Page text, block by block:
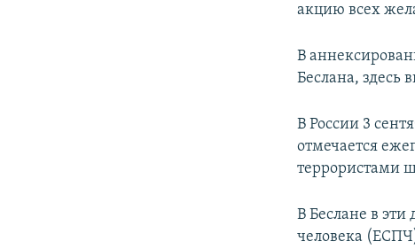
акцию всех
В
Беслана,
В России 3
отмечается
террористами
В Беслане в
человека